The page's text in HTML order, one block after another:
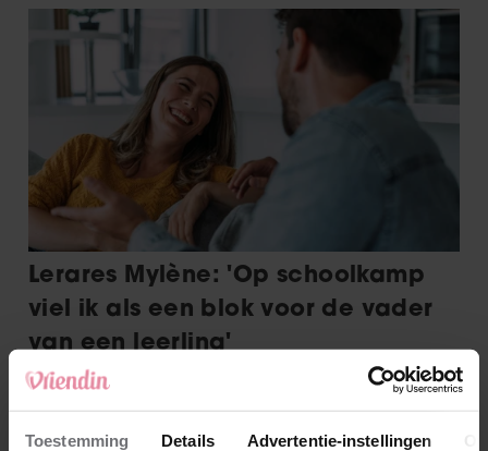
Toestemming Details Advertentie-instellingen